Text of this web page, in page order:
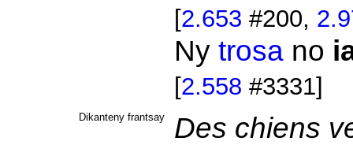
[2.653 #200,
Ny trosano
[2.558 #3331]
Dikanteny frantsay Des chiens